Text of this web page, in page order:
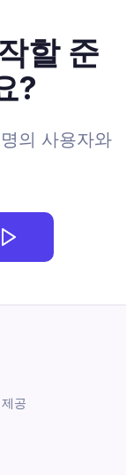
할 준
?
의 사용자와
공